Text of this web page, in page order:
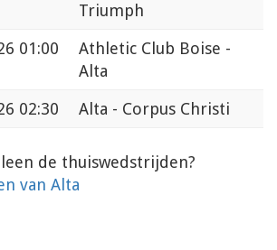
Triumph
01:00
Athletic Club Boise -
Alta
02:30 Alta - Corpus Christi
de thuiswedstrijden?
van Alta